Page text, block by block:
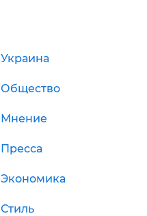
Украина
Общество
Мнение
Пресса
Экономика
Стиль